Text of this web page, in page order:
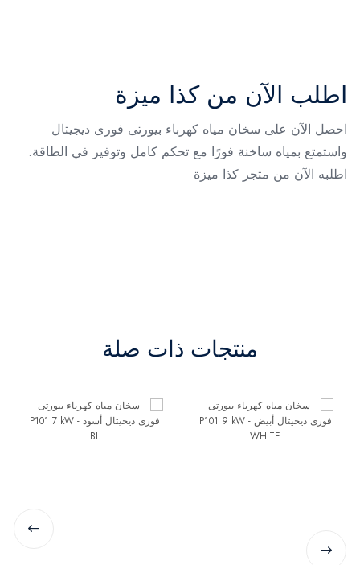
اطلب الآن من كذا ميزة
احصل الآن على سخان مياه كهرباء بيورتى فورى ديجيتال
واستمتع بمياه ساخنة فورًا مع تحكم كامل وتوفير في الطاقة.
اطلبه الآن من متجر كذا ميزة
منتجات ذات صلة